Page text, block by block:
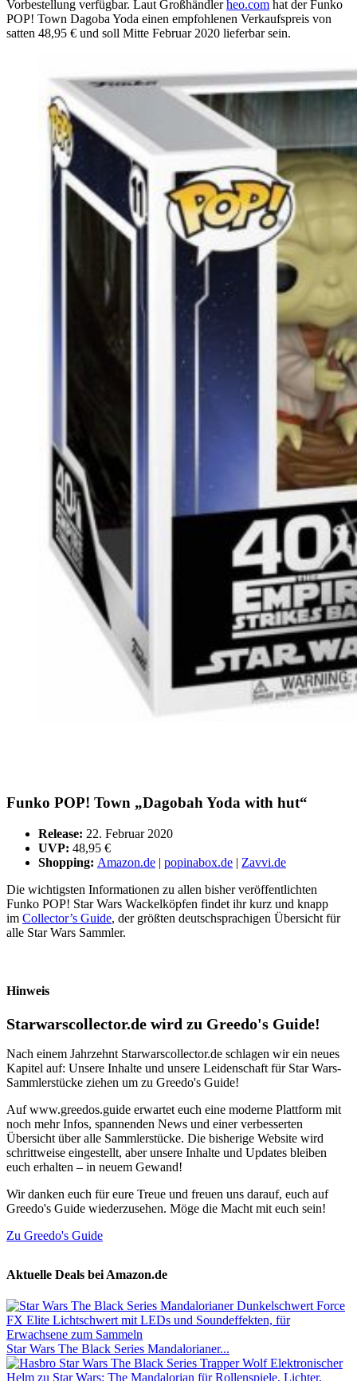
Vorbestellung verfügbar. Laut Großhändlerheo.com hat der Funko
POP! Town Dagoba Yoda einen empfohlenen Verkaufspreis von
satten 48,95 € und soll Mitte Februar 2020 lieferbar sein.
Funko POP! Town „Dagobah Yoda with hut“
Release: 22. Februar 2020
UVP: 48,95 €
Shopping: Amazon.de | popinabox.de | Zavvi.de
Die wichtigsten Informationen zu allen bisher veröffentlichten
Funko POP! Star Wars Wackelköpfen findet ihr kurz und knapp
im Collector’s Guide, der größten deutschsprachigen Übersicht für
alle Star Wars Sammler.
Hinweis
Starwarscollector.de wird zu Greedo's Guide!
Nach einem Jahrzehnt Starwarscollector.de schlagen wir ein neues
Kapitel auf: Unsere Inhalte und unsere Leidenschaft für Star Wars-
Sammlerstücke ziehen um zu Greedo's Guide!
Auf www.greedos.guide erwartet euch eine moderne Plattform mit
noch mehr Infos, spannenden News und einer verbesserten
Übersicht über alle Sammlerstücke. Die bisherige Website wird
schrittweise eingestellt, aber unsere Inhalte und Updates bleiben
euch erhalten – in neuem Gewand!
Wir danken euch für eure Treue und freuen uns darauf, euch auf
Greedo's Guide wiederzusehen. Möge die Macht mit euch sein!
Zu Greedo's Guide
Aktuelle Deals bei Amazon.de
Star Wars The Black Series Mandalorianer...